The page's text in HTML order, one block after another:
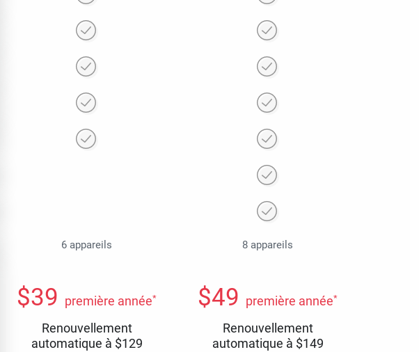
6 appareils 8 appareils
$39 première année*
Renouvellement
automatique à $129
$49 première année*
Renouvellement
automatique à $149